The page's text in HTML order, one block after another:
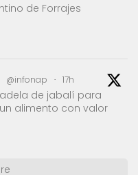
de Forrajes
@infonap · 17h
de jabalí para
alimento con valor